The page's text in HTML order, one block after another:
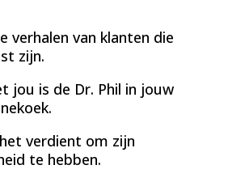
verhalen van klanten die
zijn.
jou is de Dr. Phil in jouw
verdient om zijn
te hebben.